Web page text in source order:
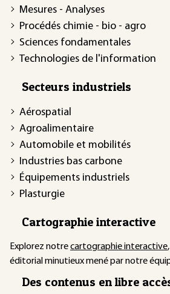
Mesures - Analyses
Procédés chimie - bio - agro
Sciences fondamentales
Technologies de l'information
Secteurs industriels
Aérospatial
Agroalimentaire
Automobile et mobilités
Industries bas carbone
Équipements industriels
Plasturgie
Cartographie interactive
Explorez notrecartographie interactive
éditorial minutieux mené par notre
Des contenus en libre